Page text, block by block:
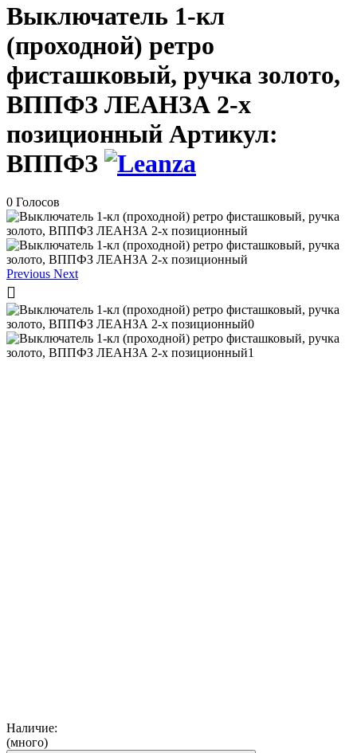
Выключатель 1-кл
(проходной) ретро
фисташковый, ручка золото,
ВППФЗ ЛЕАНЗА 2-х
позиционный Артикул:
ВППФЗ
0 Голосов
Previous Next
Наличие:
(много)